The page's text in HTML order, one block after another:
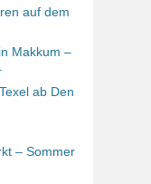
auf dem
Makkum –
ab Den
– Sommer